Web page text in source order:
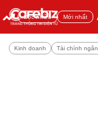
Đọc nhiều Mới nhất
Kinh doanh Tài chính